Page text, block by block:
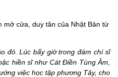
mở cửa, duy tân của Nhật Bản từ
đó. Lúc bấy giờ trong đám chí sĩ
hiền sĩ như Cát Điền Tùng Âm,
việc học tập phương Tây, cho